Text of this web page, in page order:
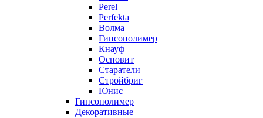
Perel
Perfekta
Волма
Гипсополимер
Кнауф
Основит
Старатели
Стройбриг
Юнис
Гипсополимер
Декоративные